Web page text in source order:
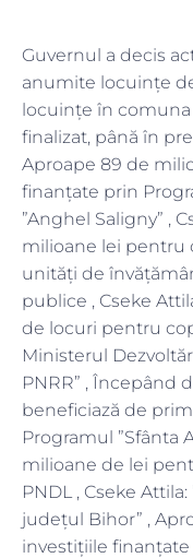
Guvernul a decis
anumite locuințe
locuinţe în comuna
finalizat, până în
Aproape 89 de
finanțate prin
”Anghel Saligny” ,
milioane lei pentru
unități de
publice , Cseke
de locuri pentru
Ministerul
PNRR” , Începând
beneficiază de
Programul ”Sfânta
milioane de lei
PNDL , Cseke
județul Bihor” ,
investițiile